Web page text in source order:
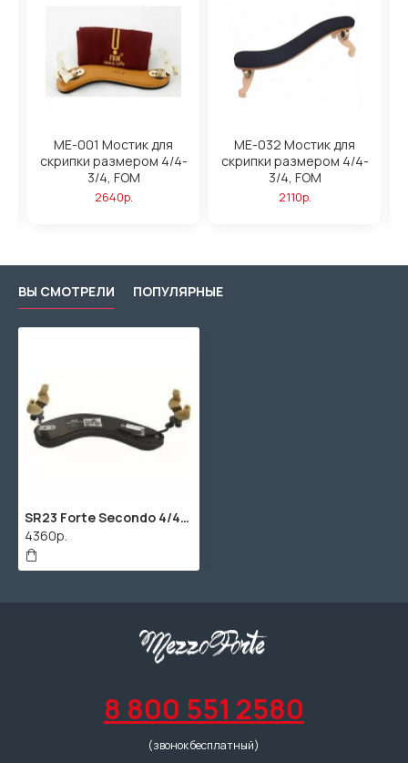
ME-001 Мостик для
скрипки размером 4/4-
3/4, FOM
2640р.
ME-032 Мостик для
скрипки размером 4/4-
3/4, FOM
2110р.
ВЫ СМОТРЕЛИ ПОПУЛЯРНЫЕ
SR23 Forte Secondo 4/4-3/4 Мостик для скрипки изогнутый Wolf
4360р.
8 800 551 2580
(звонок бесплатный)